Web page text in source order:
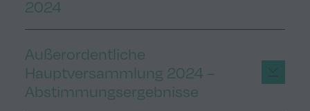
2024
Außerordentliche
Hauptversammlung 2024 –
Abstimmungsergebnisse